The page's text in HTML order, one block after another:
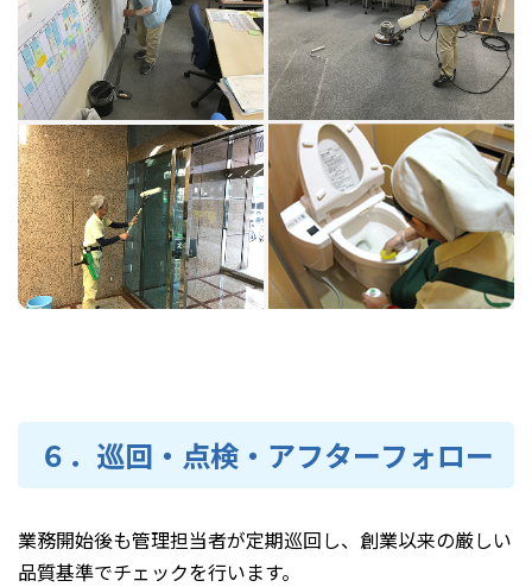
６．巡回・点検・アフターフォロー
業務開始後も管理担当者が定期巡回し、創業以来の厳しい
品質基準でチェックを行います。